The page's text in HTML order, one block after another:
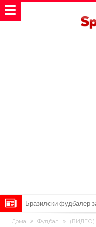
Бразилски фудбалер
откако даде гол
Лукаку заминува,
Дома Фудбал
(ВИДЕО)